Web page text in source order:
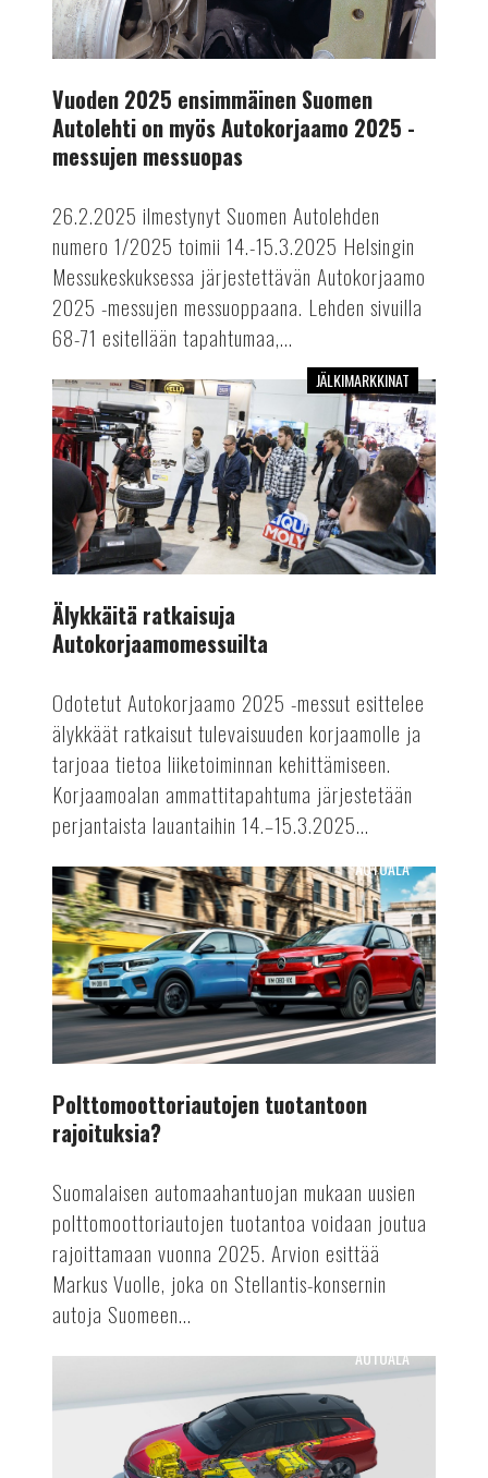
2025
-
messuopas
Vuoden 2025 ensimmäinen Suomen
Autolehti on myös Autokorjaamo 2025 -
messujen messuopas
26.2.2025 ilmestynyt Suomen Autolehden
numero 1/2025 toimii 14.-15.3.2025 Helsingin
Messukeskuksessa järjestettävän Autokorjaamo
2025 -messujen messuoppaana. Lehden sivuilla
68-71 esitellään tapahtumaa,...
Älykkäitä
ratkaisuja
Autokorjaamomessuilta
JÄLKIMARKKINAT
Älykkäitä ratkaisuja
Autokorjaamomessuilta
Odotetut Autokorjaamo 2025 -messut esittelee
älykkäät ratkaisut tulevaisuuden korjaamolle ja
tarjoaa tietoa liiketoiminnan kehittämiseen.
Korjaamoalan ammattitapahtuma järjestetään
perjantaista lauantaihin 14.–15.3.2025...
Polttomoottoriautojen
tuotantoon
rajoituksia?
AUTOALA
Polttomoottoriautojen tuotantoon
rajoituksia?
Suomalaisen automaahantuojan mukaan uusien
polttomoottoriautojen tuotantoa voidaan joutua
rajoittamaan vuonna 2025. Arvion esittää
Markus Vuolle, joka on Stellantis-konsernin
autoja Suomeen...
Vuoden
AUTOALA